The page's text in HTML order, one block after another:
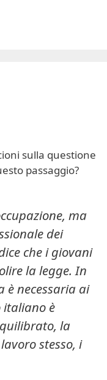
sulla questione
passaggio?
ma
dei
che i giovani
la legge. In
è necessaria ai
italiano è
la
stesso, i